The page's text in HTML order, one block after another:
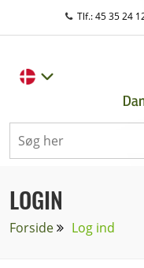
Tlf.: 45 35 24
LOGIN
Forside Log ind